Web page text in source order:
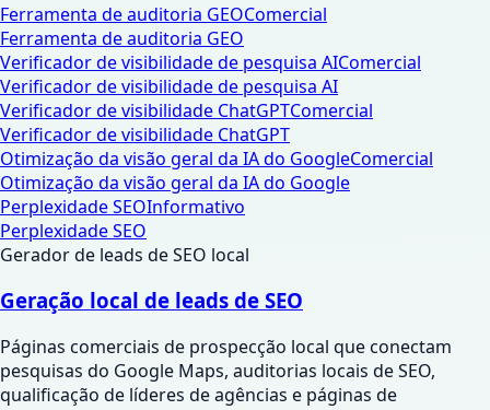
Ferramenta de auditoria GEOComercial
Ferramenta de auditoria GEO
Verificador de visibilidade de pesquisa AIComercial
Verificador de visibilidade de pesquisa AI
Verificador de visibilidade ChatGPTComercial
Verificador de visibilidade ChatGPT
Otimização da visão geral da IA ​​do GoogleComercial
Otimização da visão geral da IA ​​do Google
Perplexidade SEOInformativo
Perplexidade SEO
Gerador de leads de SEO local
Geração local de leads de SEO
Páginas comerciais de prospecção local que conectam
pesquisas do Google Maps, auditorias locais de SEO,
qualificação de líderes de agências e páginas de